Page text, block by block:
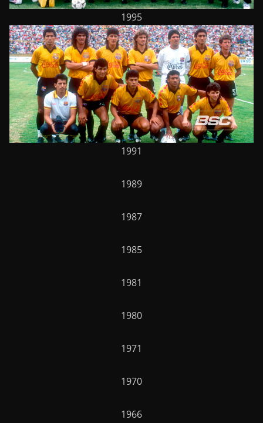
1995
1991
1989
1987
1985
1981
1980
1971
1970
1966